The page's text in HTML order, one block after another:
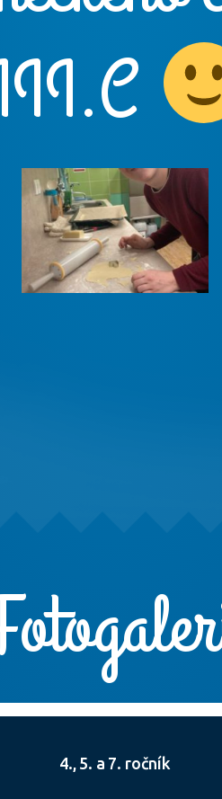
4., 5. a 7. ročník